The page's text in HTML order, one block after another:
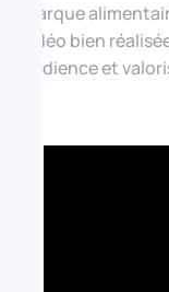
marque
vidéo bien
audience et